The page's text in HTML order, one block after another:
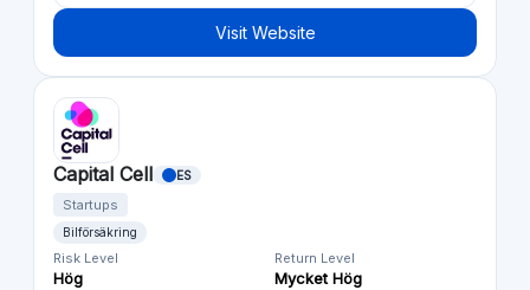
Visit Website
Capital Cell ES
Startups
Bilförsäkring
Risk Level
Hög
Return Level
Mycket Hög